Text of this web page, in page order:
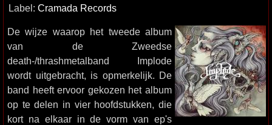
Label: Cramada Records
De wijze waarop het tweede album
van de Zweedse
death-/thrashmetalband Implode
wordt uitgebracht, is opmerkelijk. De
band heeft ervoor gekozen het album
op te delen in vier hoofdstukken, die
kort na elkaar in de vorm van ep's